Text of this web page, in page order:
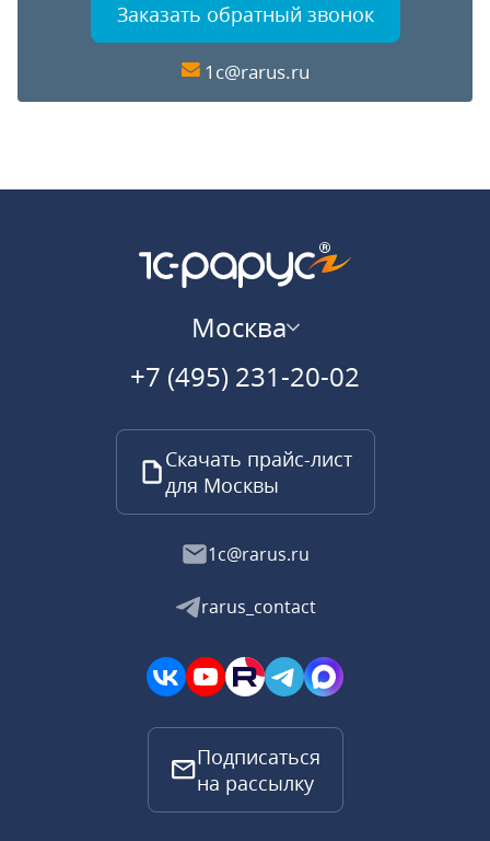
Заказать обратный звонок
1c@rarus.ru
Москва
+7 (495) 231-20-02
Скачать прайс-лист
для Москвы
1c@rarus.ru
rarus_contact
Подписаться
на рассылку